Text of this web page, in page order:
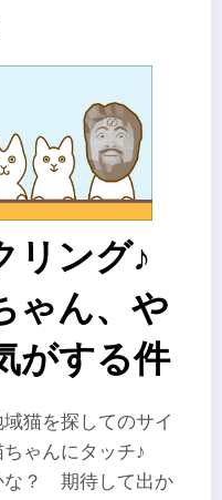
リング♪
ゃん、や
がする件
猫を探してのサイ
ゃんにタッチ♪
？ 期待して出か